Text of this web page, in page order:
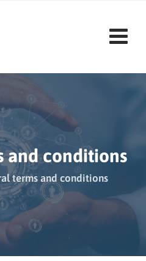
and conditions
terms and conditions